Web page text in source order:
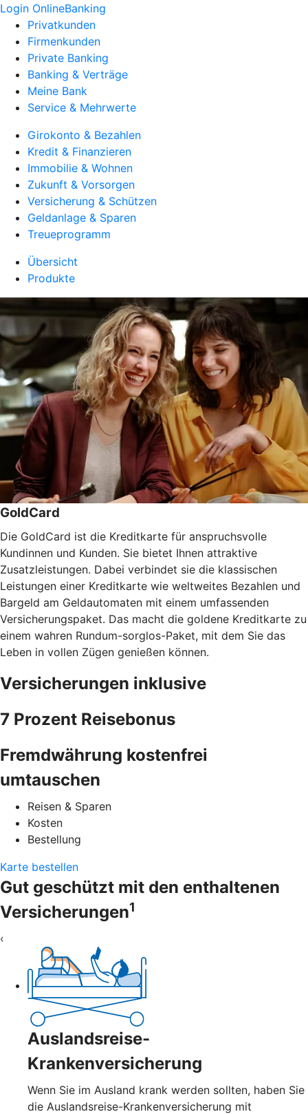
Login OnlineBanking
Privatkunden
Firmenkunden
Private Banking
Banking & Verträge
Meine Bank
Service & Mehrwerte
Girokonto & Bezahlen
Kredit & Finanzieren
Immobilie & Wohnen
Zukunft & Vorsorgen
Versicherung & Schützen
Geldanlage & Sparen
Treueprogramm
Übersicht
Produkte
GoldCard
Die GoldCard ist die Kreditkarte für anspruchsvolle
Kundinnen und Kunden. Sie bietet Ihnen attraktive
Zusatzleistungen. Dabei verbindet sie die klassischen
Leistungen einer Kreditkarte wie weltweites Bezahlen und
Bargeld am Geldautomaten mit einem umfassenden
Versicherungspaket. Das macht die goldene Kreditkarte zu
einem wahren Rundum-sorglos-Paket, mit dem Sie das
Leben in vollen Zügen genießen können.
Versicherungen inklusive
7 Prozent Reisebonus
Fremdwährung kostenfrei
umtauschen
Reisen & Sparen
Kosten
Bestellung
Karte bestellen
Gut geschützt mit den enthaltenen
Versicherungen1
‹
Auslandsreise-
Krankenversicherung
Wenn Sie im Ausland krank werden sollten, haben Sie
die Auslandsreise-Krankenversicherung mit